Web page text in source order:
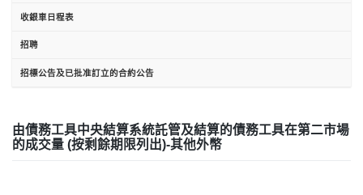
收銀車日程表
招聘
招標公告及已批准訂立的合約公告
由債務工具中央結算系統託管及結算的債務工具在第二市場
的成交量 (按剩餘期限列出)-其他外幣